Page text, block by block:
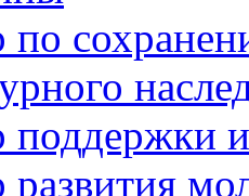
по
поддержки
развития